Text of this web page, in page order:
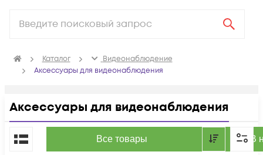
Каталог
Видеонаблюдение
Аксессуары для видеонаблюдения
Аксессуары для видеонаблюдения
Все товары В
По популярности